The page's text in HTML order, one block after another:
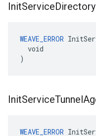
InitServiceDirectory
WEAVE_ERROR
  void
)
InitServiceTunnel
WEAVE_ERROR